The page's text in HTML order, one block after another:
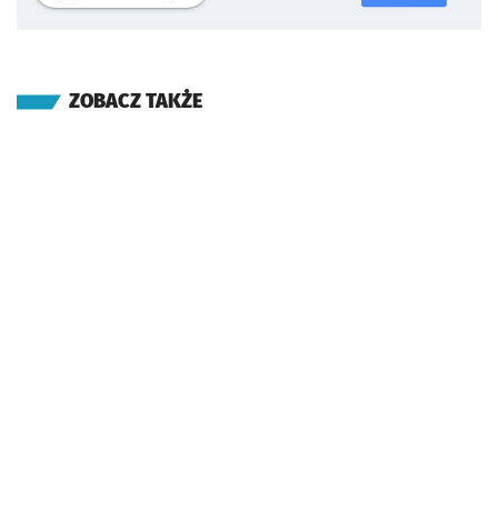
ZOBACZ TAKŻE